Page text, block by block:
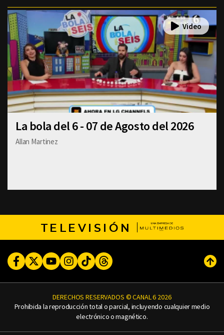
La bola del 6 - 07 de Agosto del 2026
Allan Martinez
TELEVISIÓN
FacebookTwitterYoutubeInstagram
TikTokThreads
DERECHOS RESERVADOS © CANAL 6 2026
Prohibida la reproducción total o parcial, incluyendo cualquier medio
electrónico o magnético.